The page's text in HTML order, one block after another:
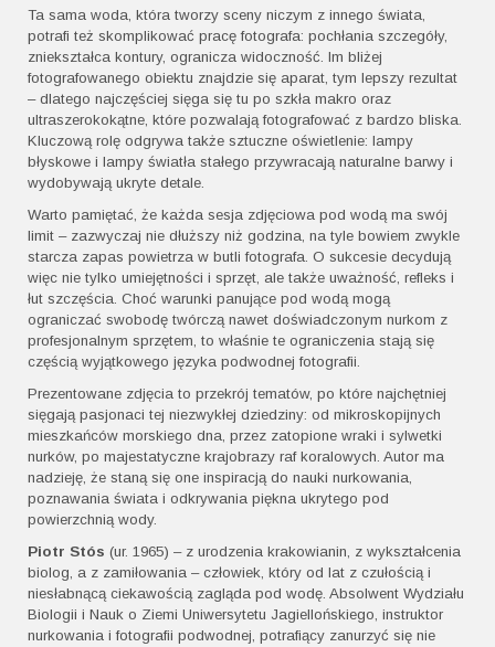
Ta sama woda, która tworzy sceny niczym z innego świata,
potrafi też skomplikować pracę fotografa: pochłania szczegóły,
zniekształca kontury, ogranicza widoczność. Im bliżej
fotografowanego obiektu znajdzie się aparat, tym lepszy rezultat
– dlatego najczęściej sięga się tu po szkła makro oraz
ultraszerokokątne, które pozwalają fotografować z bardzo bliska.
Kluczową rolę odgrywa także sztuczne oświetlenie: lampy
błyskowe i lampy światła stałego przywracają naturalne barwy i
wydobywają ukryte detale.
Warto pamiętać, że każda sesja zdjęciowa pod wodą ma swój
limit – zazwyczaj nie dłuższy niż godzina, na tyle bowiem zwykle
starcza zapas powietrza w butli fotografa. O sukcesie decydują
więc nie tylko umiejętności i sprzęt, ale także uważność, refleks i
łut szczęścia. Choć warunki panujące pod wodą mogą
ograniczać swobodę twórczą nawet doświadczonym nurkom z
profesjonalnym sprzętem, to właśnie te ograniczenia stają się
częścią wyjątkowego języka podwodnej fotografii.
Prezentowane zdjęcia to przekrój tematów, po które najchętniej
sięgają pasjonaci tej niezwykłej dziedziny: od mikroskopijnych
mieszkańców morskiego dna, przez zatopione wraki i sylwetki
nurków, po majestatyczne krajobrazy raf koralowych. Autor ma
nadzieję, że staną się one inspiracją do nauki nurkowania,
poznawania świata i odkrywania piękna ukrytego pod
powierzchnią wody.
Piotr Stós (ur. 1965) – z urodzenia krakowianin, z wykształcenia
biolog, a z zamiłowania – człowiek, który od lat z czułością i
niesłabnącą ciekawością zagląda pod wodę. Absolwent Wydziału
Biologii i Nauk o Ziemi Uniwersytetu Jagiellońskiego, instruktor
nurkowania i fotografii podwodnej, potrafiący zanurzyć się nie